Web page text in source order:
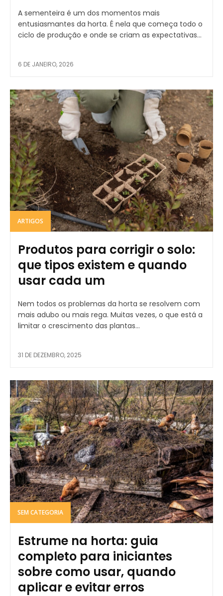
A sementeira é um dos momentos mais
entusiasmantes da horta. É nela que começa todo o
ciclo de produção e onde se criam as expectativas...
6 DE JANEIRO, 2026
ARTIGOS
Produtos para corrigir o solo:
que tipos existem e quando
usar cada um
Nem todos os problemas da horta se resolvem com
mais adubo ou mais rega. Muitas vezes, o que está a
limitar o crescimento das plantas...
31 DE DEZEMBRO, 2025
SEM CATEGORIA
Estrume na horta: guia
completo para iniciantes
sobre como usar, quando
aplicar e evitar erros